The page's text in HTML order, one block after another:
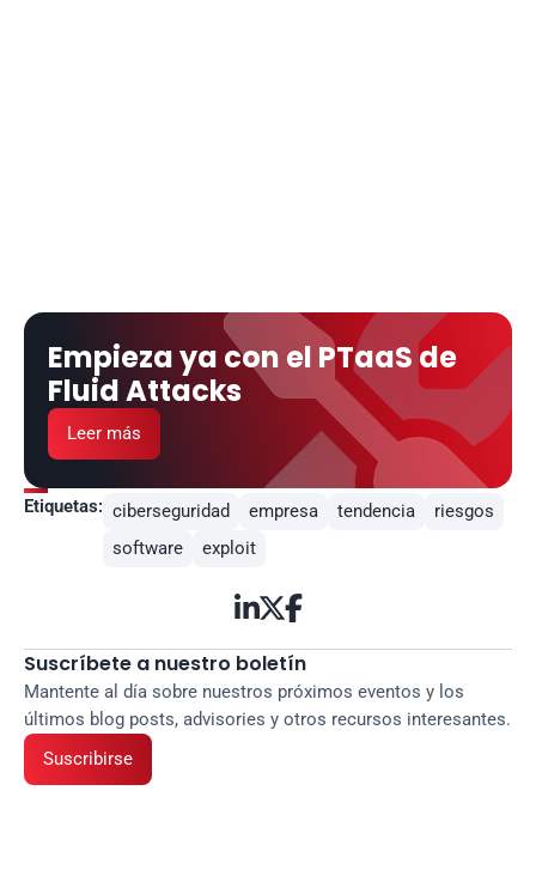
Empieza ya con el PTaaS de
Fluid Attacks
Leer más
Etiquetas: ciberseguridad empresa tendencia
riesgos
software
exploit

Suscríbete a nuestro boletín
Mantente al día sobre nuestros próximos eventos y los
últimos blog posts, advisories y otros recursos interesantes.
Suscribirse